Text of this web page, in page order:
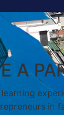
A
in